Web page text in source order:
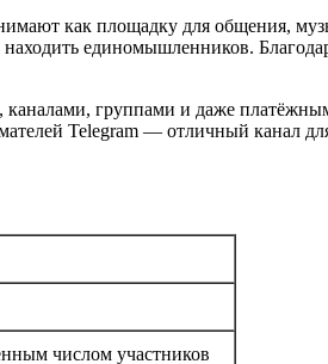
как площадку для общения,
находить единомышленников.
каналами, группами и даже
Telegram — отличный канал
числом участников